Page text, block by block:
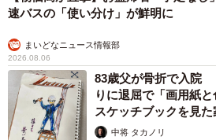
実際にメジャーを使って測ってみた
100cmほどでした。日本一短い橋
橋で90cm。惜しくもそこには若干
し、境橋は路地裏の橋ですが、こち
速バスの「使い分け」が鮮明に
まいどなニュース情報部
2026.08.06
83歳父が骨折で入院
りに退屈で「画用紙
スケッチブックを見
ますよ…」
中将 タカノリ